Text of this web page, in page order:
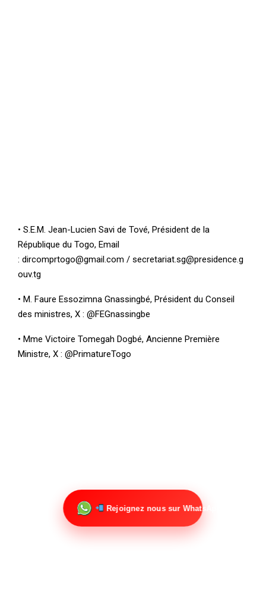
• S.E.M. Jean-Lucien Savi de Tové, Président de la
République du Togo, Email
: dircomprtogo@gmail.com / secretariat.sg@presidence.g
ouv.tg
• M. Faure Essozimna Gnassingbé, Président du Conseil
des ministres, X : @FEGnassingbe
• Mme Victoire Tomegah Dogbé, Ancienne Première
Ministre, X : @PrimatureTogo
Rejoignez nous sur WhatsApp